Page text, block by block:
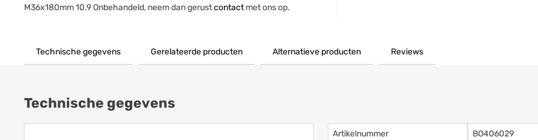
M36x180mm 10.9 Onbehandeld, neem dan gerustcontactmet ons op.
Technische gegevens Gerelateerde producten Alternatieve producten Reviews
Technische gegevens
Artikelnummer BO406029